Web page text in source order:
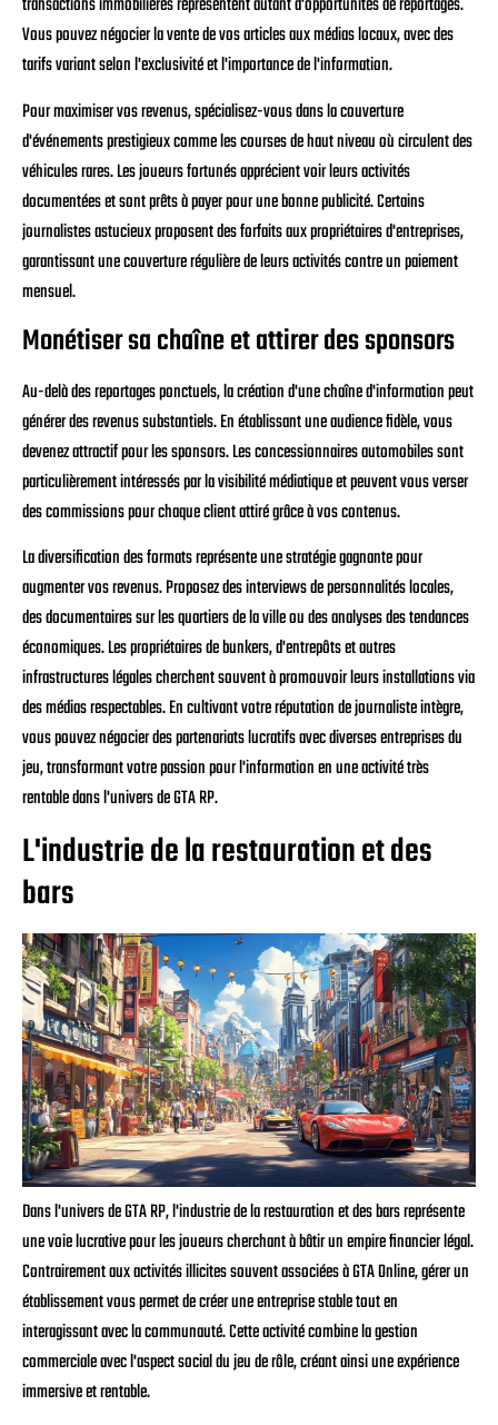
transactions immobilières représentent autant d'opportunités de reportages.
Vous pouvez négocier la vente de vos articles aux médias locaux, avec des
tarifs variant selon l'exclusivité et l'importance de l'information.
Pour maximiser vos revenus, spécialisez-vous dans la couverture
d'événements prestigieux comme les courses de haut niveau où circulent des
véhicules rares. Les joueurs fortunés apprécient voir leurs activités
documentées et sont prêts à payer pour une bonne publicité. Certains
journalistes astucieux proposent des forfaits aux propriétaires d'entreprises,
garantissant une couverture régulière de leurs activités contre un paiement
mensuel.
Monétiser sa chaîne et attirer des sponsors
Au-delà des reportages ponctuels, la création d'une chaîne d'information peut
générer des revenus substantiels. En établissant une audience fidèle, vous
devenez attractif pour les sponsors. Les concessionnaires automobiles sont
particulièrement intéressés par la visibilité médiatique et peuvent vous verser
des commissions pour chaque client attiré grâce à vos contenus.
La diversification des formats représente une stratégie gagnante pour
augmenter vos revenus. Proposez des interviews de personnalités locales,
des documentaires sur les quartiers de la ville ou des analyses des tendances
économiques. Les propriétaires de bunkers, d'entrepôts et autres
infrastructures légales cherchent souvent à promouvoir leurs installations via
des médias respectables. En cultivant votre réputation de journaliste intègre,
vous pouvez négocier des partenariats lucratifs avec diverses entreprises du
jeu, transformant votre passion pour l'information en une activité très
rentable dans l'univers de GTA RP.
L'industrie de la restauration et des
bars
Dans l'univers de GTA RP, l'industrie de la restauration et des bars représente
une voie lucrative pour les joueurs cherchant à bâtir un empire financier légal.
Contrairement aux activités illicites souvent associées à GTA Online, gérer un
établissement vous permet de créer une entreprise stable tout en
interagissant avec la communauté. Cette activité combine la gestion
commerciale avec l'aspect social du jeu de rôle, créant ainsi une expérience
immersive et rentable.